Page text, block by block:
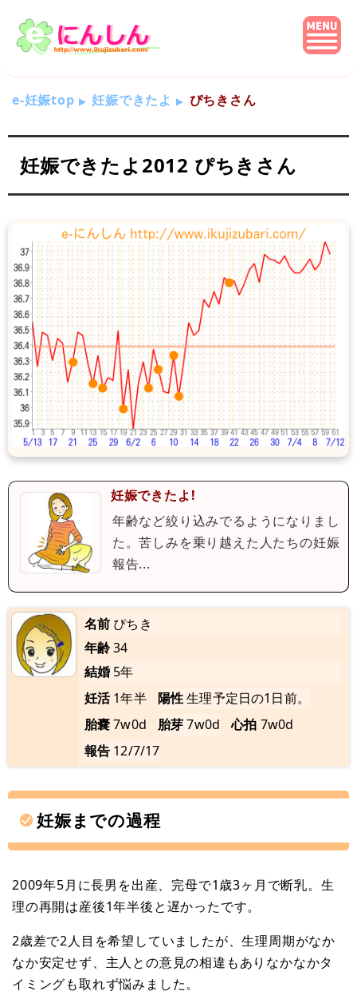
e-妊娠top 妊娠できたよ ぴちきさん
妊娠できたよ2012 ぴちきさん
妊娠できたよ!
年齢など絞り込みでるようになりまし
た。苦しみを乗り越えた人たちの妊娠
報告...
名前 ぴちき
年齢34
結婚 5年
妊活 1年半 陽性生理予定日の1日前。
胎嚢7w0d 胎芽 7w0d 心拍 7w0d
報告 12/7/17
妊娠までの過程
2009年5月に長男を出産、完母で1歳3ヶ月で断乳。生
理の再開は産後1年半後と遅かったです。
2歳差で2人目を希望していましたが、生理周期がなか
なか安定せず、主人との意見の相違もありなかなかタ
イミングも取れず悩みました。